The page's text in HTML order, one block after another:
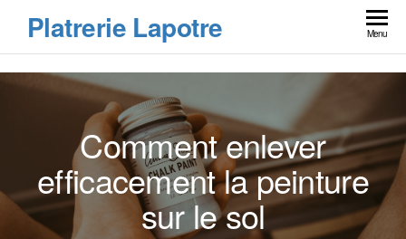
Platrerie Lapotre Menu
Comment enlever
efficacement la peinture
sur le sol